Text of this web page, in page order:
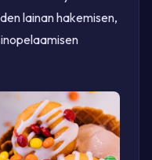
lainan hakemisen,